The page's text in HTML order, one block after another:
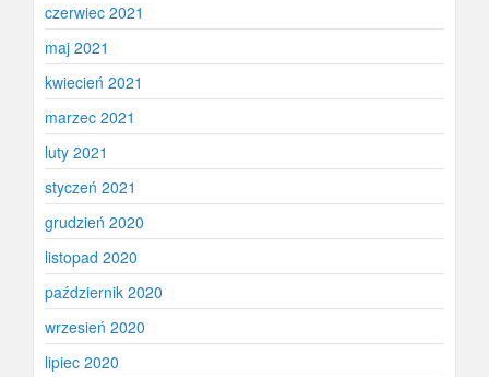
czerwiec 2021
maj 2021
kwiecień 2021
marzec 2021
luty 2021
styczeń 2021
grudzień 2020
listopad 2020
październik 2020
wrzesień 2020
lipiec 2020